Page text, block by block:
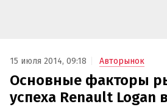
15 июля 2014, 09:18 Авторынок
Основные факторы
успеха Renault Logan